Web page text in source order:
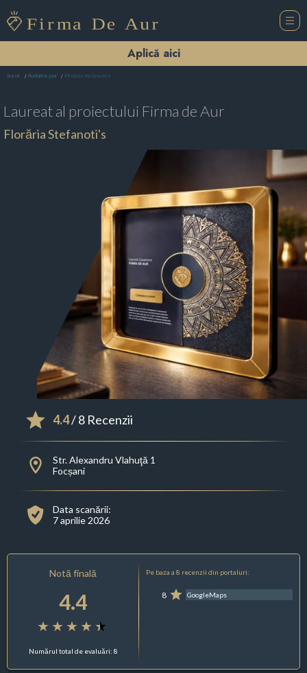
Aplică aici
Acasă Florării Focşani Florăria Stefanoti's
Laureat al proiectului Firma de Aur
Florăria Stefanoti's
4.4/ 8 Recenzii
Str. Alexandru Vlahuţă 1
Focșani
Data scanării:
7 aprilie 2026
Notă finală
4.4
Numărul total de evaluări: 8
Pe baza a 8 recenzii din portaluri:
8 GoogleMaps